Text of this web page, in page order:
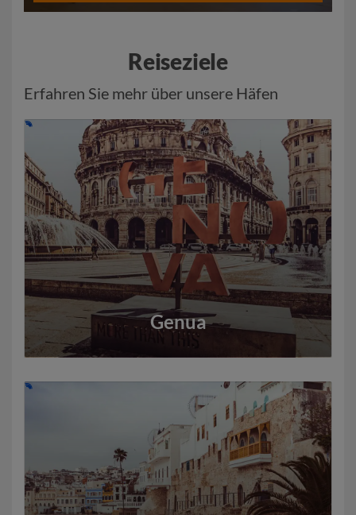
Reiseziele
Erfahren Sie mehr über unsere Häfen
Genua